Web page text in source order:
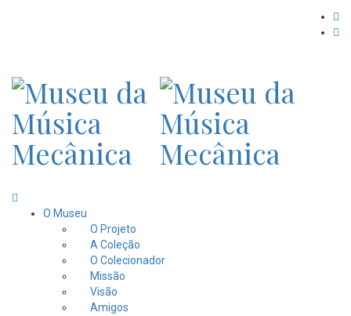
O Museu
O Projeto
A Coleção
O Colecionador
Missão
Visão
Amigos